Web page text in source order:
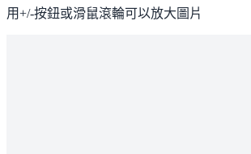
用+/-按鈕或滑鼠滾輪可以放大圖片